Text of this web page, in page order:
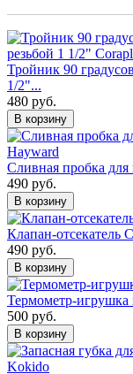
Тройник 90
1/2"...
480 руб.
В корзину
Сливная пробка
490 руб.
В корзину
Клапан-отсекатель
490 руб.
В корзину
Термометр-
500 руб.
В корзину